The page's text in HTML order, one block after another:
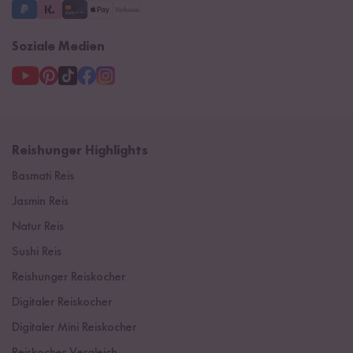
Soziale Medien
Reishunger Highlights
Basmati Reis
Jasmin Reis
Natur Reis
Sushi Reis
Reishunger Reiskocher
Digitaler Reiskocher
Digitaler Mini Reiskocher